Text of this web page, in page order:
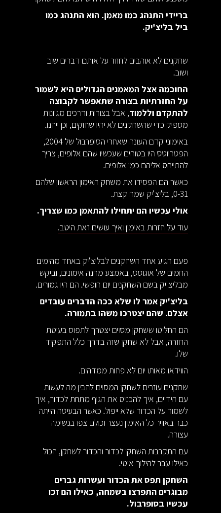
בריידי התנהג כמו מאמן. הוא התנהג כמו
ביל בליצ'יק.
שחקנים לא אוהבים לחזור על אותם דברים שוב
ושוב.
החוכמה אצל המאמנים הגדולים היא לשמור
על החזרתיות בצורה שתאפשר לקבוצה
להתקדם וללמוד, אבל בצורות ודרכים מגוונות
מספיק כדי שהשחקנים לא יהיו שחוקים, וכן ייהנו.
באימוני קדם העונה שאחרי הסופרבול של 2004,
הפטריוטס היו בטוחים שעכשיו שהם אלופים, צריך
להתייחס אליהם כמו אלופים.
כאשר הם הפסידו את משחק האימון הראשון שלהם
0-31, בליצ'יק שמח קצת.
אולי עכשיו הם יתחילו להתאמן כמו שצריך.
עוד על חזרות באימון ואיך עושים זאת היטב.
פעם הגיע אחד השחקנים לבליצ'יק באחד מהימים
החמים של אוגוסט, באמצע מחנה אימונים, וביקש
מבליצ'יק בשם השחקנים יום חופשי. הם היו גמורים.
בליצ'יק אמר לו שלא ככה הדברים עובדים
אצלם. שהם יצטרכו משהו בתמורה.
הם החליטו ששחקן מסוים יצטרך לתפוס בעיטת
החזרה, אבל לא שחקן שזה בדרך כלל התפקיד
שלו.
הווידאו מאותו יום לא פחות ממדהים.
שחקנים עוזרים לשחקן המסוים להבין מה לעשות
עם הידיים, איך להכניס את הגוף מתחת לכדור, איך
לשמור על הכדור שלא ייפול. כאשר הבעיטה הייתה
כבר באוויר כל האימון נעצר וכולם צפו בנשימה
עצורה.
עם התקרבות השחקן לכדור והכדור לשחקן, הכול
כאילו עבר להילוך איטי.
השחקן תפס את הכדור ועשרות גברים
מבוגרים התפרצו בשמחה, כאילו הם זכו
עכשיו בסופרבול.